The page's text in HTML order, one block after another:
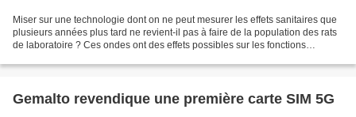
Miser sur une technologie dont on ne peut mesurer les effets sanitaires que
plusieurs années plus tard ne revient-il pas à faire de la population des rats
de laboratoire ? Ces ondes ont des effets possibles sur les fonctions
Gemalto revendique une première carte SIM 5G